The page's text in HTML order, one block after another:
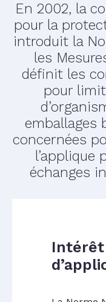
En 2002, la
pour la
introduit la
les
définit les
pour
emballages
concernées
l’applique
échanges